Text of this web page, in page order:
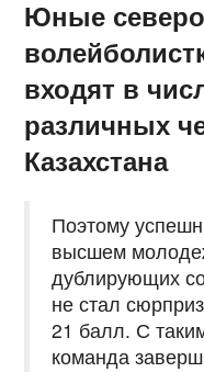
Юные
входят в
различных
Казахстана
Поэтому
высшем
дублирующих
не стал
21 балл. С
команда